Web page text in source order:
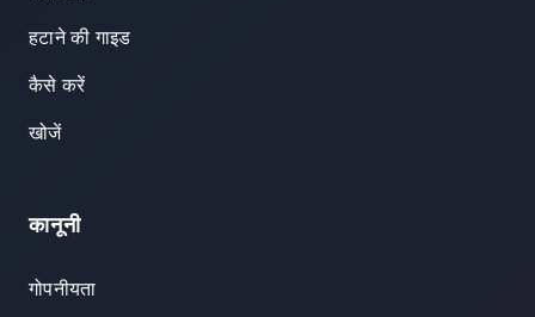
हटाने की गाइड
कैसे करें
खोजें
कानूनी
गोपनीयता